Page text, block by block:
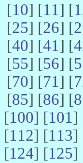
[10] [11] [
[25] [26] [
[40] [41] [
[55] [56] [
[70] [71] [
[85] [86] [
[100] [101]
[112] [113]
[124] [125]